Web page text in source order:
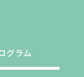
グラム